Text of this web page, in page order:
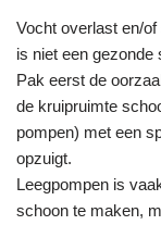
Vocht overlast en/
is niet een gezonde
Pak eerst de
de kruipruimte
pompen) met een
opzuigt.
Leegpompen is
schoon te maken,